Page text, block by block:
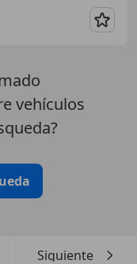
vehículos
Siguiente